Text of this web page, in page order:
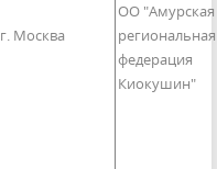
г. Москва
ОО "Амурская
региональная
федерация
Киокушин"